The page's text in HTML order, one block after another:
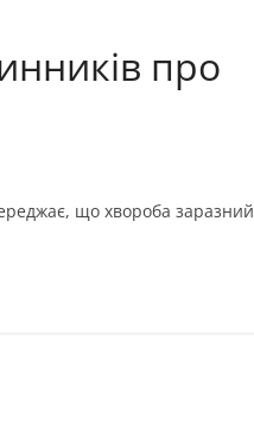
про
що хвороба заразний